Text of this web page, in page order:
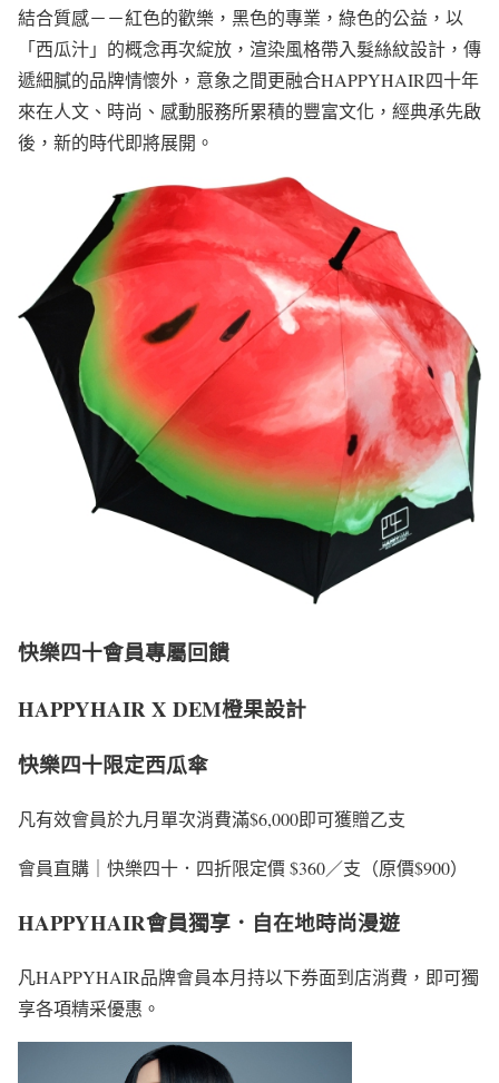
結合質感－－紅色的歡樂，黑色的專業，綠色的公益，以
「西瓜汁」的概念再次綻放，渲染風格帶入髮絲紋設計，傳
遞細膩的品牌情懷外，意象之間更融合HAPPYHAIR四十年
來在人文、時尚、感動服務所累積的豐富文化，經典承先啟
後，新的時代即將展開。
快樂四十會員專屬回饋
HAPPYHAIR X DEM橙果設計
快樂四十限定西瓜傘
凡有效會員於九月單次消費滿$6,000即可獲贈乙支
會員直購｜快樂四十．四折限定價 $360／支（原價$900）
HAPPYHAIR會員獨享．自在地時尚漫遊
凡HAPPYHAIR品牌會員本月持以下券面到店消費，即可獨
享各項精采優惠。